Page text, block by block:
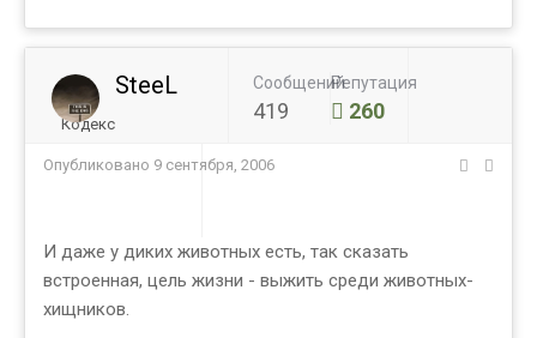
SteeL
Кодекс
Сообщений
419
Репутация
260
Опубликовано 9 сентября, 2006
И даже у диких животных есть, так сказать
встроенная, цель жизни - выжить среди животных-
хищников.